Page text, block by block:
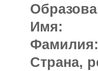
Имя:
Фамилия:
Страна,